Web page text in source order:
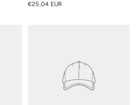
PREZZO
€25,04 EUR